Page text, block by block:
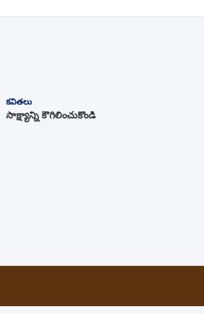
కవితలు
సాక్ష్యాన్ని కౌగిలించుకోండి